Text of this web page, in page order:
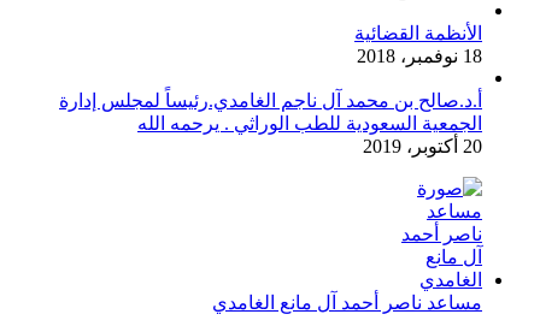
الأنظمة القضائية
18 نوفمبر، 2018
أ.د.صالح بن محمد آل ناجم الغامدي.رئيساً لمجلس إدارة
الجمعية السعودية للطب الوراثي . يرحمه الله
20 أكتوبر، 2019
مساعد ناصر أحمد آل مانع الغامدي